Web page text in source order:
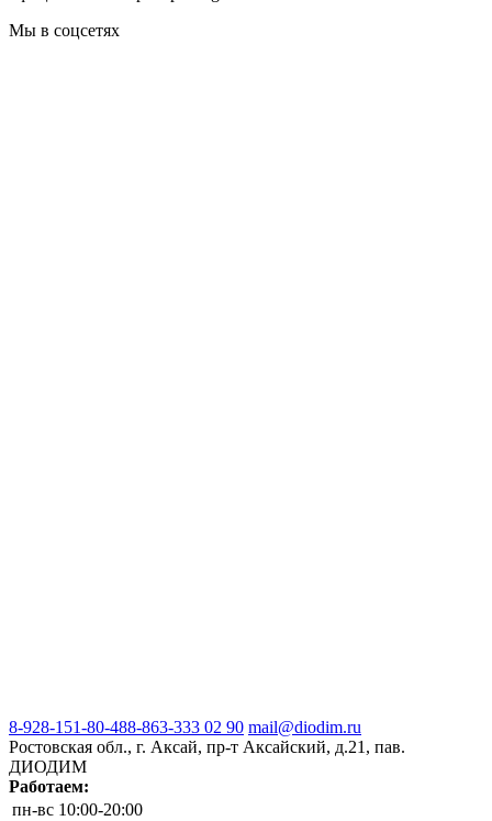
Мы в соцсетях
8-928-151-80-488-863-333 02 90 mail@diodim.ru
Ростовская обл., г. Аксай, пр-т Аксайский, д.21, пав.
ДИОДИМ
Работаем:
пн-вс 10:00-20:00